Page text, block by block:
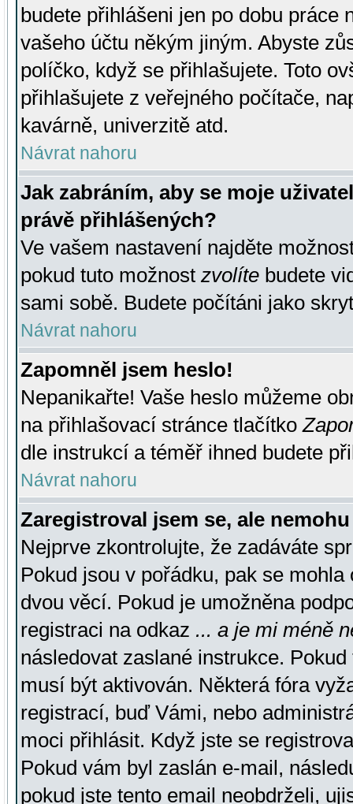
budete přihlášeni jen po dobu práce
vašeho účtu někým jiným. Abyste
políčko, když se přihlašujete. Toto
přihlašujete z veřejného počítače,
kavárně, univerzitě atd.
Návrat nahoru
Jak zabráním, aby se moje
právě přihlášených?
Ve vašem nastavení najděte
pokud tuto možnost zvolíte budete
sami sobě. Budete počítáni jako
Návrat nahoru
Zapomněl jsem heslo!
Nepanikařte! Vaše heslo můžeme
na přihlašovací stránce tlačítko
dle instrukcí a téměř ihned budete
Návrat nahoru
Zaregistroval jsem se, ale
Nejprve zkontrolujte, že zadáváte
Pokud jsou v pořádku, pak se
dvou věcí. Pokud je umožněna
registraci na odkaz ... a je mi méně
následovat zaslané instrukce.
musí být aktivován. Některá fóra
registrací, buď Vámi, nebo
moci přihlásit. Když jste se
Pokud vám byl zaslán e-mail,
pokud jste tento email neobdrželi,